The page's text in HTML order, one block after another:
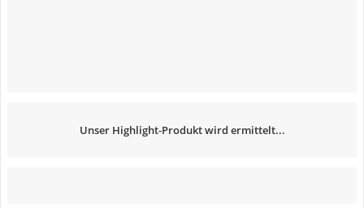
Unser Highlight-Produkt wird ermittelt...